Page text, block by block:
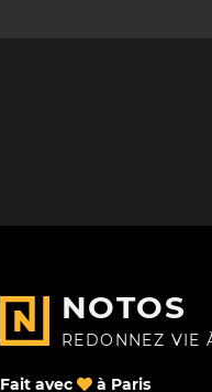
NOTOS
REDONNEZ VIE
Fait avec à Paris